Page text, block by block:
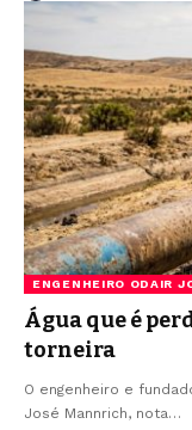
ENGENHEIRO ODAIR
Água que é
torneira
O engenheiro e
José Mannrich, nota…